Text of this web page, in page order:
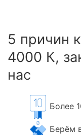
5 причин
4000 К,
нас
Более
Берём